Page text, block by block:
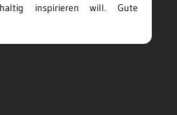
inspirieren will. Gute